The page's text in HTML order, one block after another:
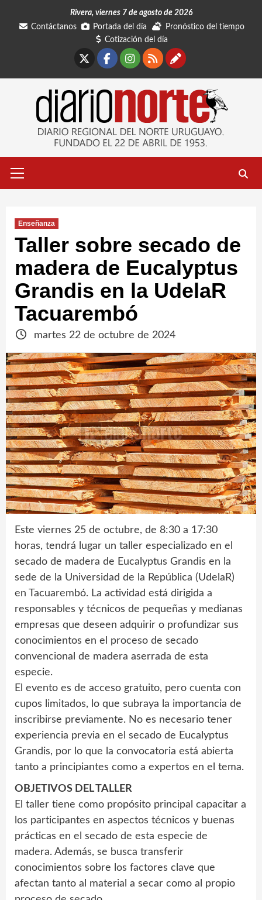
Rivera, viernes 7 de agosto de 2026
Contáctanos
Portada del día
Pronóstico del tiempo
Cotización del día
Facebook
Instagram
RSSContáctanos
primario
Enseñanza
Taller sobre secado de
madera de Eucalyptus
Grandis en la UdelaR
Tacuarembó
martes 22 de octubre de 2024
Este viernes 25 de octubre, de 8:30 a 17:30
horas, tendrá lugar un taller especializado en el
secado de madera de Eucalyptus Grandis en la
sede de la Universidad de la República (UdelaR)
en Tacuarembó. La actividad está dirigida a
responsables y técnicos de pequeñas y medianas
empresas que deseen adquirir o profundizar sus
conocimientos en el proceso de secado
convencional de madera aserrada de esta
especie.
El evento es de acceso gratuito, pero cuenta con
cupos limitados, lo que subraya la importancia de
inscribirse previamente. No es necesario tener
experiencia previa en el secado de Eucalyptus
Grandis, por lo que la convocatoria está abierta
tanto a principiantes como a expertos en el tema.
OBJETIVOS DEL TALLER
El taller tiene como propósito principal capacitar a
los participantes en aspectos técnicos y buenas
prácticas en el secado de esta especie de
madera. Además, se busca transferir
conocimientos sobre los factores clave que
afectan tanto al material a secar como al propio